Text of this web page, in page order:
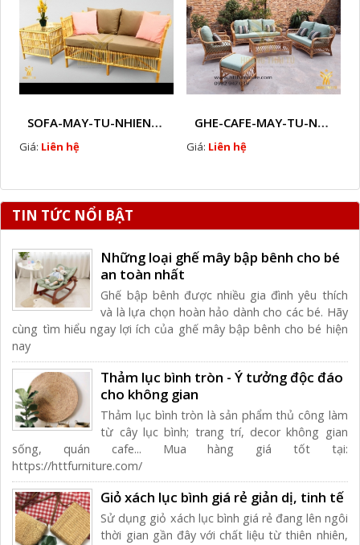
SOFA-MAY-TU-NHIEN-HTT - M7
Giá: Liên hệ
GHE-CAFE-MAY-TU-NHIEN-HTT - M21X
Giá: Liên hệ
TIN TỨC NỔI BẬT
Những loại ghế mây bập bênh cho bé
an toàn nhất
Ghế bập bênh được nhiều gia đình yêu thích
và là lựa chọn hoàn hảo dành cho các bé. Hãy
cùng tìm hiểu ngay lợi ích của ghế mây bập bênh cho bé hiện
nay
Thảm lục bình tròn - Ý tưởng độc đáo
cho không gian
Thảm lục bình tròn là sản phẩm thủ công làm
từ cây lục bình; trang trí, decor không gian
sống, quán cafe... Mua hàng giá tốt tại:
https://httfurniture.com/
Giỏ xách lục bình giá rẻ giản dị, tinh tế
Sử dụng giỏ xách lục bình giá rẻ đang lên ngôi
thời gian gần đây với chất liệu từ thiên nhiên,